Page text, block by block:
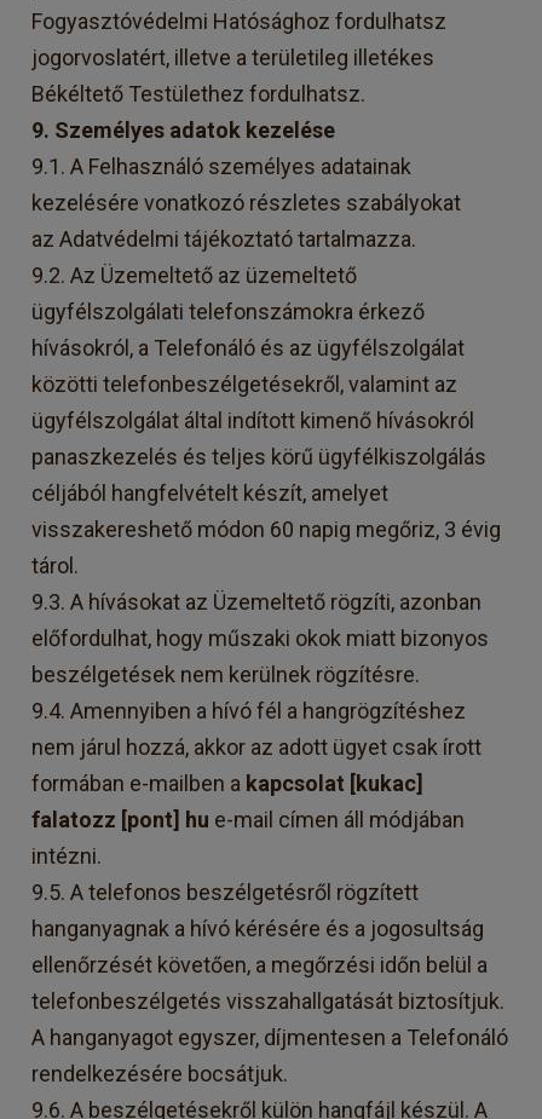
Fogyasztóvédelmi Hatósághoz fordulhatsz
jogorvoslatért, illetve a területileg illetékes
Békéltető Testülethez fordulhatsz.
9. Személyes adatok kezelése
9.1. A Felhasználó személyes adatainak
kezelésére vonatkozó részletes szabályokat
azAdatvédelmi tájékoztatótartalmazza.
9.2. Az Üzemeltető az üzemeltető
ügyfélszolgálati telefonszámokra érkező
hívásokról, a Telefonáló és az ügyfélszolgálat
közötti telefonbeszélgetésekről, valamint az
ügyfélszolgálat által indított kimenő hívásokról
panaszkezelés és teljes körű ügyfélkiszolgálás
céljából hangfelvételt készít, amelyet
visszakereshető módon 60 napig megőriz, 3 évig
tárol.
9.3. A hívásokat az Üzemeltető rögzíti, azonban
előfordulhat, hogy műszaki okok miatt bizonyos
beszélgetések nem kerülnek rögzítésre.
9.4. Amennyiben a hívó fél a hangrögzítéshez
nem járul hozzá, akkor az adott ügyet csak írott
formában e-mailben a kapcsolat [kukac]
falatozz [pont] hu e-mail címen áll módjában
intézni.
9.5. A telefonos beszélgetésről rögzített
hanganyagnak a hívó kérésére és a jogosultság
ellenőrzését követően, a megőrzési időn belül a
telefonbeszélgetés visszahallgatását biztosítjuk.
A hanganyagot egyszer, díjmentesen a Telefonáló
rendelkezésére bocsátjuk.
9.6. A beszélgetésekről külön hangfájl készül. A